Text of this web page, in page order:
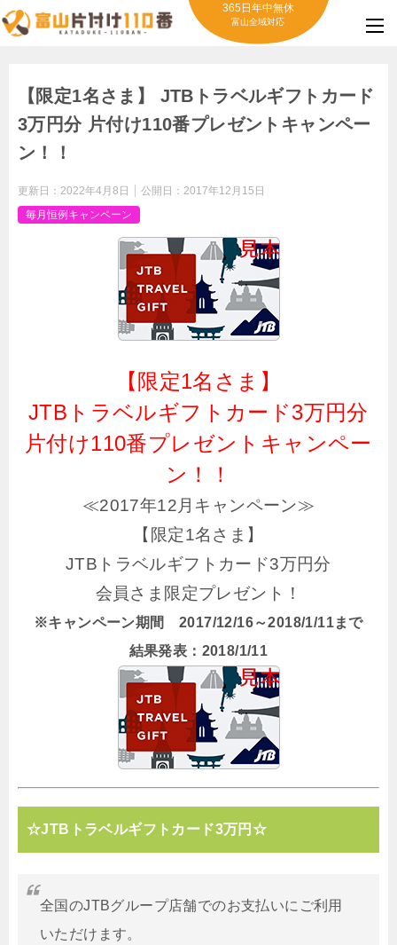
365日年中無休
富山全域対応
【限定1名さま】 JTBトラベルギフトカード
3万円分 片付け110番プレゼントキャンペー
ン！！
更新日： 2022年4月8日 公開日： 2017年12月15日
毎月恒例キャンペーン
【限定1名さま】
JTBトラベルギフトカード3万円分
片付け110番プレゼントキャンペー
ン！！
≪2017年12月キャンペーン≫
【限定1名さま】
JTBトラベルギフトカード3万円分
会員さま限定プレゼント！
※キャンペーン期間 2017/12/16～2018/1/11まで
結果発表：2018/1/11
☆JTBトラベルギフトカード3万円☆
全国のJTBグループ店舗でのお支払いにご利用
いただけます。